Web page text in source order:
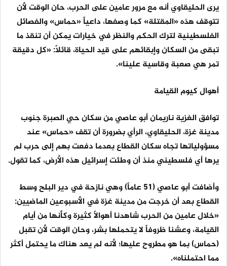
يرى الحليقاوي أنه مع مرور عامين على الحرب، حان الوقت لأن
تتوقف هذه «المقتلة» كما وصفها، داعياً «حماس» والفصائل
الفلسطينية لترك الحكم والنظر في خيارات يمكن أن تنقذ ما
تبقى من السكان وإبقائهم على قيد الحياة، قائلاً: «كل دقيقة
تمر هي صعبة وقاسية علينا».
أهوال كيوم القيامة
توافق الغزية ناريمان أبو عاصي من سكان حي الصبرة جنوب
مدينة غزة، الحليقاوي، الرأي بضرورة أن تقف «حماس» عند
مسؤولياتها تجاه سكان القطاع بعدما دفعت بهم إلى حرب لم
يرها أي فلسطيني منذ أن وطئت إسرائيل هذه الأرض، كما تقول.
وأضافت أبو عاصي (51 عاماً) وهي نازحة في دير البلح وسط
القطاع بعد أن خرجت من مدينة غزة في الأسبوعين الماضيين:
«خلال عامين من الحرب شاهدنا أهوالاً كثيرة وكأنها من أيام
القيامة، وعشنا ظروفاً لا يتحملها بشر، وحان الوقت لأن تقبل
(حماس) بما هو مطروح عليها؛ لأنه لم يعد هناك ما يحتمل أكثر
مما احتملناه».